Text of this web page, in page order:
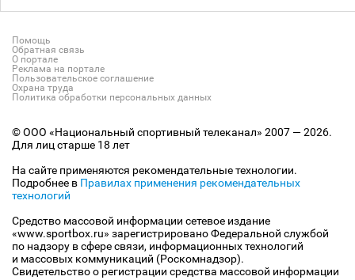
Помощь
Обратная связь
О портале
Реклама на портале
Пользовательское соглашение
Охрана труда
Политика обработки персональных данных
© ООО «Национальный спортивный телеканал» 2007 — 2026.
Для лиц старше 18 лет
На сайте применяются рекомендательные технологии.
Подробнее в Правилах применения рекомендательных
технологий
Средство массовой информации сетевое издание
«www.sportbox.ru» зарегистрировано Федеральной службой
по надзору в сфере связи, информационных технологий
и массовых коммуникаций (Роскомнадзор).
Свидетельство о регистрации средства массовой информации